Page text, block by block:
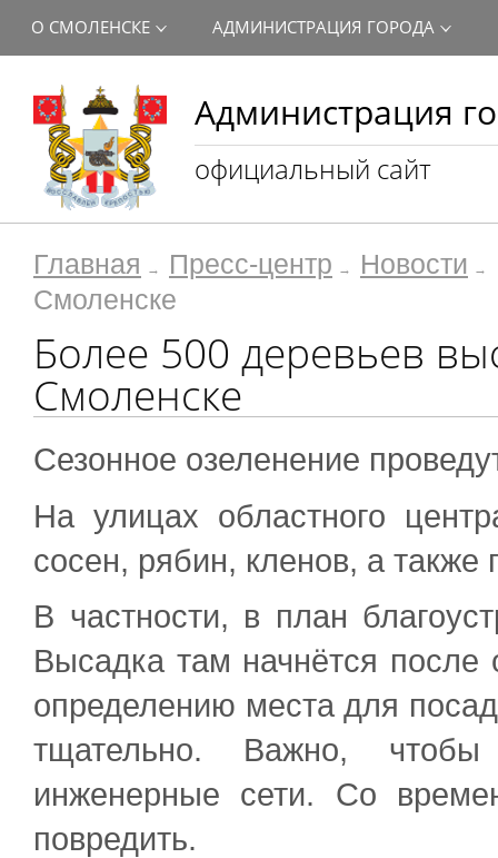
Администрация
официальный сайт
О СМОЛЕНСКЕ АДМИНИСТРАЦИЯ ГОРОДА
Главная Пресс-центр Новости
Смоленске
Более 500 деревьев
Смоленске
Сезонное озеленение
На улицах областного
сосен, рябин, кленов, а также
В частности, в план
Высадка там начнётся после
определению места для
тщательно. Важно,
инженерные сети. Со
повредить.